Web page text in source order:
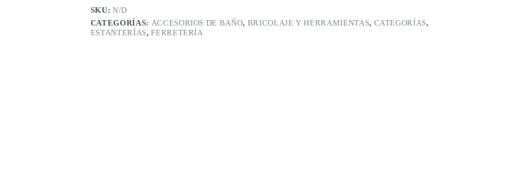
Estantes,
Compacto,
Ajustable,
Antivuelco,
SKU:N/D
CATEGORÍAS: ACCESORIOS DE BAÑO, BRICOLAJE Y HERRAMIENTAS, CATEGORÍAS,
ESTANTERÍAS,FERRETERÍA